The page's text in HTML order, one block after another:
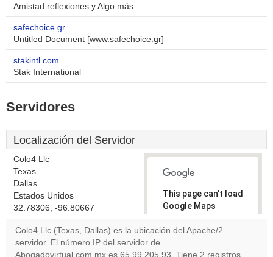
Amistad reflexiones y Algo más
safechoice.gr
Untitled Document [www.safechoice.gr]
stakintl.com
Stak International
Servidores
Localización del Servidor
Colo4 Llc
Texas
Dallas
Estados Unidos
32.78306, -96.80667
This page can't load
Google Maps
correctly.
own this
OK
Colo4 Llc (Texas, Dallas) es la ubicación del Apache/2
servidor. El número IP del servidor de
Abogadovirtual.com.mx es 65.99.205.93. Tiene 2 registros